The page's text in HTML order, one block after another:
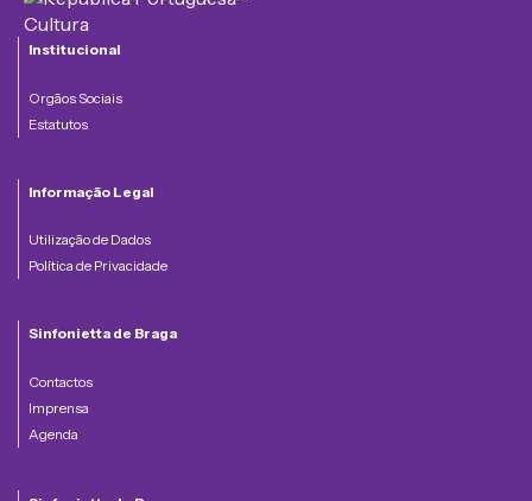
Institucional
Orgãos Sociais
Estatutos
Informação Legal
Utilização de Dados
Política de Privacidade
Sinfonietta de Braga
Contactos
Imprensa
Agenda